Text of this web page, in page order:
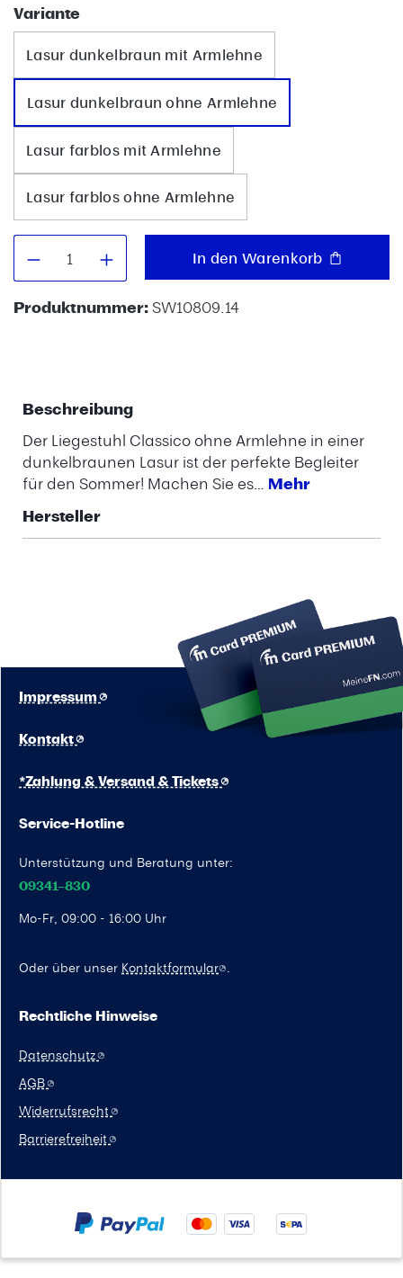
Varianteauswählen
Lasur dunkelbraun mit Armlehne
Lasur dunkelbraun ohne Armlehne
Lasur farblos mit Armlehne
Lasur farblos ohne Armlehne
Produkt Anzahl: Gib denIn den Warenkorb
Produktnummer:SW10809.14
Beschreibung
Der Liegestuhl Classico ohne Armlehne in einer
dunkelbraunen Lasur ist der perfekte Begleiter
für den Sommer! Machen Sie es… Mehr
Hersteller
Service-Hotline
Unterstützung und Beratung unter:
09341–830
Mo-Fr, 09:00 - 16:00 Uhr
Oder über unser Kontaktformular .
Kontakt
Impressum
*Zahlung & Versand & Tickets
Rechtliche Hinweise
Datenschutz
AGB
Widerrufsrecht
Barrierefreiheit